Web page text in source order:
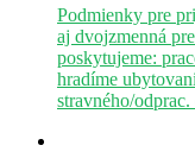
Podmienky pre
aj dvojzmenná
poskytujeme:
hradíme
stravného/